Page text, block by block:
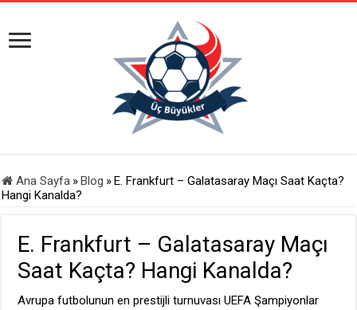
Ana Sayfa »Blog »E. Frankfurt – Galatasaray Maçı Saat Kaçta?
Hangi Kanalda?
E. Frankfurt – Galatasaray Maçı
Saat Kaçta? Hangi Kanalda?
Avrupa futbolunun en prestijli turnuvası UEFA Şampiyonlar